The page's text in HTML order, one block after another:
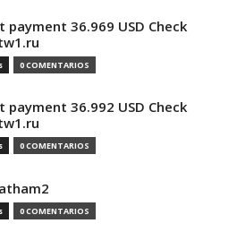
payment 36.969 USD Check
0 COMENTARIOS
payment 36.992 USD Check
0 COMENTARIOS
0 COMENTARIOS